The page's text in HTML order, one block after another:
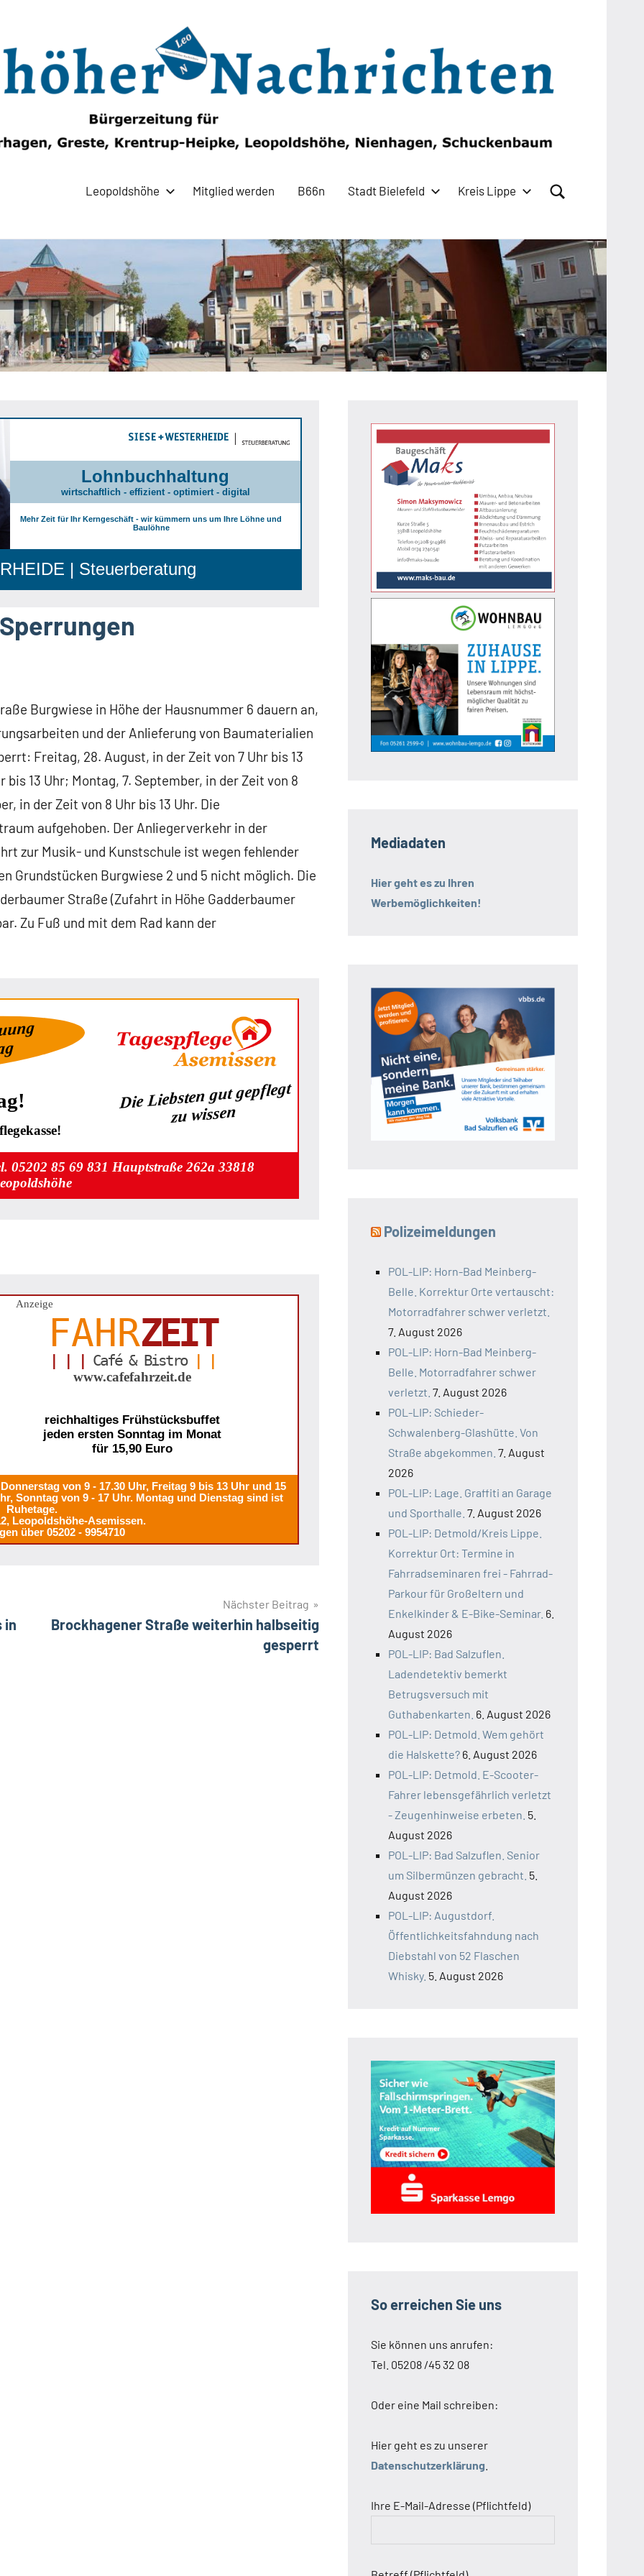
Leopoldshöhe Mitglied werden B66n Stadt Bielefeld Kreis Lippe
Lohnbuchhaltung
wirtschaftlich - effizient - optimiert - digital
Mehr Zeit für Ihr Kerngeschäft - wir kümmern uns um Ihre Löhne und
Baulöhne
| Steuerberatung
Burgwiese in Höhe der Hausnummer 6 dauern an,
und der Anlieferung von Baumaterialien
Freitag, 28. August, in der Zeit von 7 Uhr bis 13
13 Uhr; Montag, 7. September, in der Zeit von 8
in der Zeit von 8 Uhr bis 13 Uhr. Die
aufgehoben. Der Anliegerverkehr in der
zur Musik- und Kunstschule ist wegen fehlender
Grundstücken Burgwiese 2 und 5 nicht möglich. Die
Straße (Zufahrt in Höhe Gadderbaumer
Zu Fuß und mit dem Rad kann der
Die Liebsten gut gepflegt
zu wissen
05202 85 69 831 Hauptstraße 262a 33818
Anzeige
FAHRZEIT
Café & Bistro| |
www.cafefahrzeit.de
reichhaltiges Frühstücksbuffet
jeden ersten Sonntag im Monat
für 15,90 Euro
von 9 - 17.30 Uhr, Freitag 9 bis 13 Uhr und 15
Sonntag von 9 - 17 Uhr. Montag und Dienstag sind ist
Ruhetage.
Leopoldshöhe-Asemissen.
über 05202 - 9954710
in
Nächster Beitrag
Brockhagener Straße weiterhin halbseitig
gesperrt
Mediadaten
Hier geht es zu Ihren
Werbemöglichkeiten!
Polizeimeldungen
POL-LIP: Horn-Bad Meinberg-
Belle. Korrektur Orte vertauscht:
Motorradfahrer schwer verletzt.
7. August 2026
POL-LIP: Horn-Bad Meinberg-
Belle. Motorradfahrer schwer
verletzt. 7. August 2026
POL-LIP: Schieder-
Schwalenberg-Glashütte. Von
Straße abgekommen. 7. August
2026
POL-LIP: Lage. Graffiti an Garage
und Sporthalle. 7. August 2026
POL-LIP: Detmold/Kreis Lippe.
Korrektur Ort: Termine in
Fahrradseminaren frei - Fahrrad-
Parkour für Großeltern und
Enkelkinder & E-Bike-Seminar. 6.
August 2026
POL-LIP: Bad Salzuflen.
Ladendetektiv bemerkt
Betrugsversuch mit
Guthabenkarten. 6. August 2026
POL-LIP: Detmold. Wem gehört
die Halskette? 6. August 2026
POL-LIP: Detmold. E-Scooter-
Fahrer lebensgefährlich verletzt
- Zeugenhinweise erbeten. 5.
August 2026
POL-LIP: Bad Salzuflen. Senior
um Silbermünzen gebracht. 5.
August 2026
POL-LIP: Augustdorf.
Öffentlichkeitsfahndung nach
Diebstahl von 52 Flaschen
Whisky. 5. August 2026
So erreichen Sie uns
Sie können uns anrufen:
Tel. 05208 /45 32 08
Oder eine Mail schreiben:
Hier geht es zu unserer
Datenschutzerklärung
Ihre E-Mail-Adresse (Pflichtfeld)